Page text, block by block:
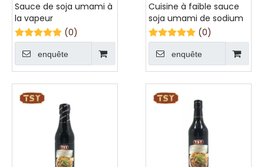
Sauce de soja umami à
la vapeur
(0)
enquête
Cuisine à faible sauce
soja umami de sodium
(0)
enquête